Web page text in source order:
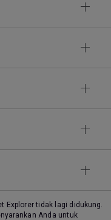
Explorer tidak lagi didukung.
Anda untuk